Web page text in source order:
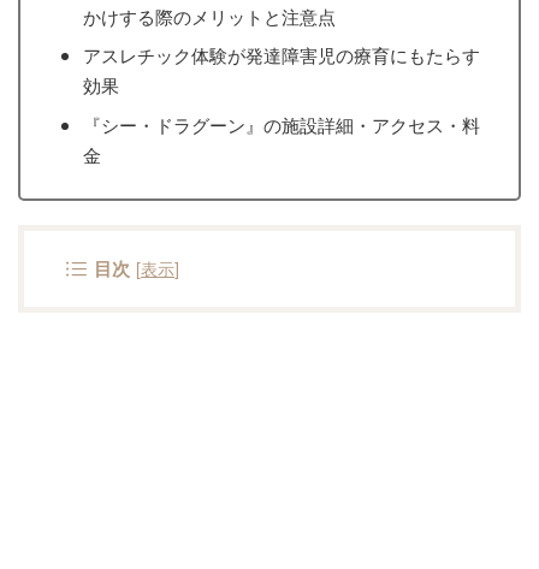
かけする際のメリットと注意点
アスレチック体験が発達障害児の療育にもたらす
効果
『シー・ドラグーン』の施設詳細・アクセス・料
金
目次 [表示]